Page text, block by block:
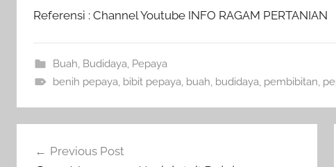
Referensi : Channel Youtube INFO RAGAM PERTANIAN
Buah, Budidaya, Pepaya
benih pepaya, bibit pepaya, buah, budidaya, pembibitan,
pos Previous Post